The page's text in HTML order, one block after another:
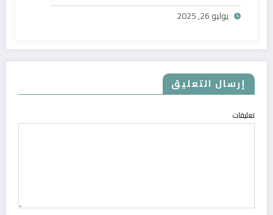
يوليو 26, 2025
إرسال التعليق
تعليقات